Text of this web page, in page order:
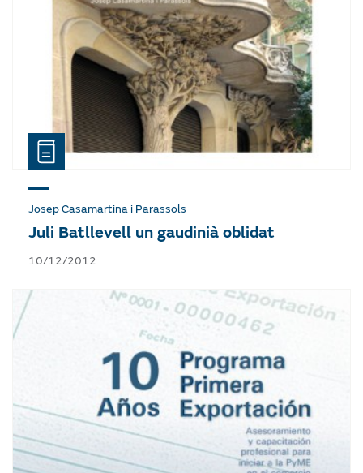
Josep Casamartina i Parassols
Juli Batllevell un gaudinià oblidat
10/12/2012